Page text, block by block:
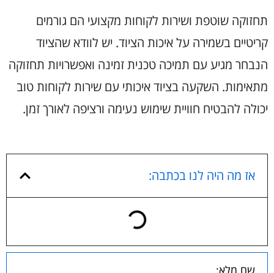
תחזוקה שוטפת ושירות לקוחות מקצועי הם גורמים
קריטיים בשמירה על איכות הציוד. יש לוודא שהציוד
הנבחר מגיע עם תמיכה טכנית זמינה ואפשרויות תחזוקה
מתאימות. השקעה בציוד איכותי עם שירות לקוחות טוב
יכולה להבטיח חוויית שימוש נעימה ורציפה לאורך זמן.
אז מה היה לנו בכתבה: